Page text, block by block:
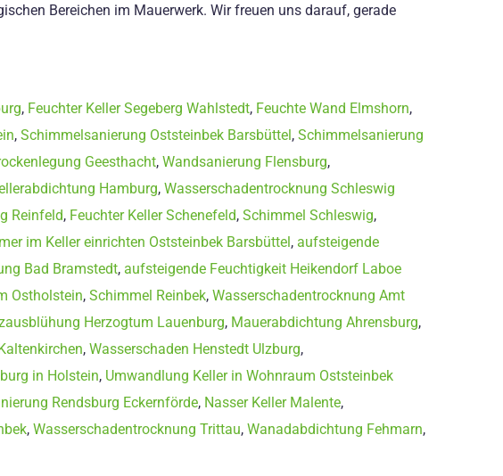
Bereichen im Mauerwerk. Wir freuen uns darauf, gerade
, Feuchter Keller Segeberg Wahlstedt, Feuchte Wand Elmshorn,
, Schimmelsanierung Oststeinbek Barsbüttel, Schimmelsanierung
Geesthacht, Wandsanierung Flensburg,
Hamburg, Wasserschadentrocknung Schleswig
Reinfeld, Feuchter Keller Schenefeld, Schimmel Schleswig,
im Keller einrichten Oststeinbek Barsbüttel, aufsteigende
Bad Bramstedt, aufsteigende Feuchtigkeit Heikendorf Laboe
Ostholstein, Schimmel Reinbek, Wasserschadentrocknung Amt
Herzogtum Lauenburg, Mauerabdichtung Ahrensburg,
, Wasserschaden Henstedt Ulzburg,
in Holstein, Umwandlung Keller in Wohnraum Oststeinbek
Rendsburg Eckernförde, Nasser Keller Malente,
, Wasserschadentrocknung Trittau, Wanadabdichtung Fehmarn,